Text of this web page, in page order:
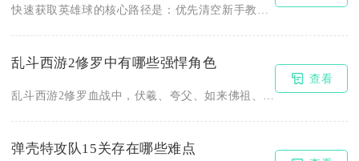
快速获取英雄球的核心路径是：优先清空新手教程与五日任务，日常...
乱斗西游2修罗中有哪些强悍角色
乱斗西游2修罗血战中，伏羲、夸父、如来佛祖、降龙罗汉、地藏菩...
查看
弹壳特攻队15关存在哪些难点